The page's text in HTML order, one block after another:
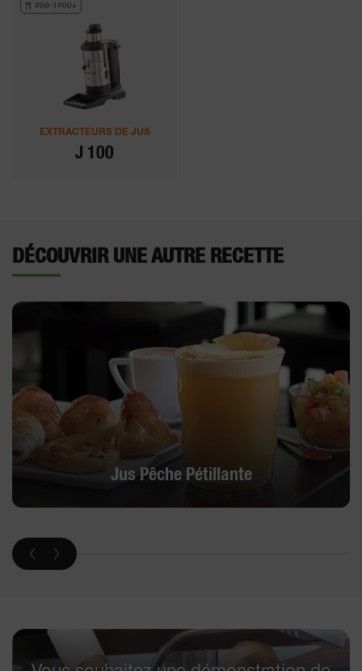
200-1200+
EXTRACTEURS DE JUS
J 100
DÉCOUVRIR UNE AUTRE RECETTE
Jus Pêche Pétillante